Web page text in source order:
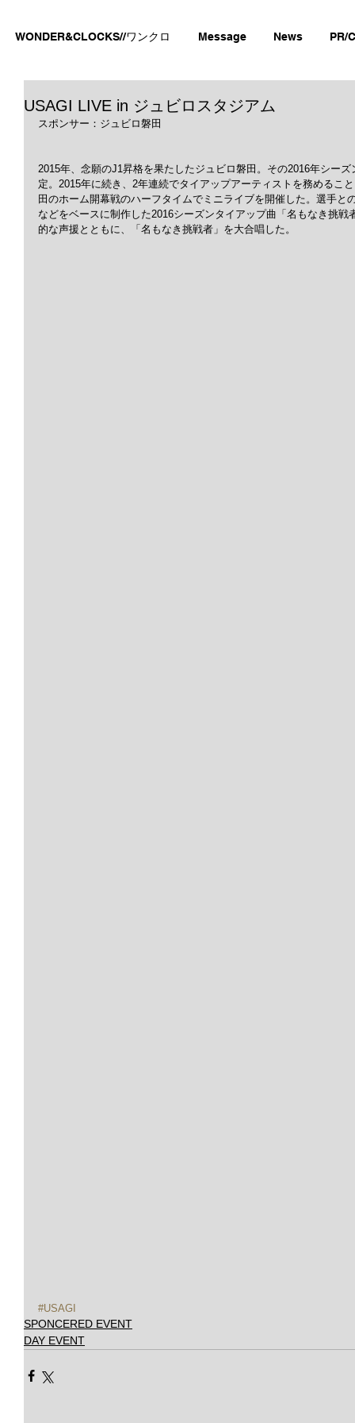
WONDER&CLOCKS//ワンクロ Message News PR/
USAGI LIVE in ジュビロスタジアム
スポンサー：ジュビロ磐田
2015年、念願のJ1昇格を果たしたジュビロ磐田。その2016年シー
定。2015年に続き、2年連続でタイアップアーティストを務めるこ
田のホーム開幕戦のハーフタイムでミニライブを開催した。選手と
などをベースに制作した2016シーズンタイアップ曲「名もなき挑
的な声援とともに、「名もなき挑戦者」を大合唱した。
#USAGI
SPONCERED EVENT
DAY EVENT